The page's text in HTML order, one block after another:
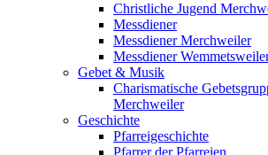
Christliche Jugend
Messdiener
Messdiener Merchweiler
Messdiener
Gebet & Musik
Charismatische
Merchweiler
Geschichte
Pfarreigeschichte
Pfarrer der Pfarreien